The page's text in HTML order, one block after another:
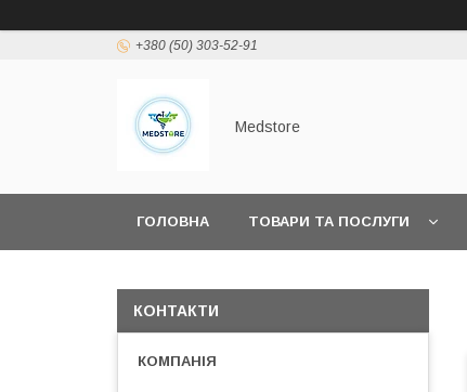
+380 (50) 303-52-91
Medstore
ГОЛОВНА ТОВАРИ ТА ПОСЛУГИ
КОНТАКТИ